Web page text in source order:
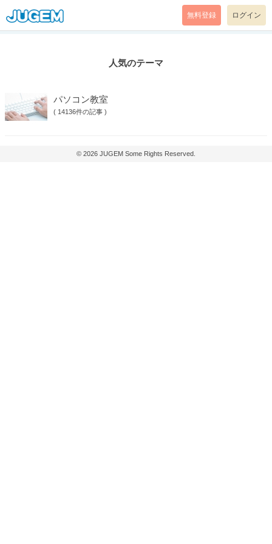
無料登録 ログイン
人気のテーマ
パソコン教室
( 14136件の記事 )
© 2026 JUGEM Some Rights Reserved.